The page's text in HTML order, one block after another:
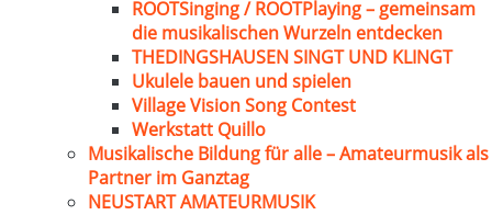
ROOTSinging / ROOTPlaying – gemeinsam
die musikalischen Wurzeln entdecken
THEDINGSHAUSEN SINGT UND KLINGT
Ukulele bauen und spielen
Village Vision Song Contest
Werkstatt Quillo
Musikalische Bildung für alle – Amateurmusik als
Partner im Ganztag
NEUSTART AMATEURMUSIK